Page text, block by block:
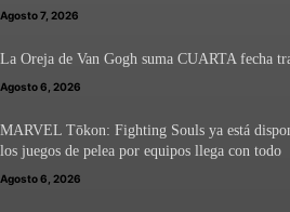
Agosto 7, 2026
La Oreja de Van Gogh suma CUARTA fecha
Agosto 6, 2026
MARVEL Tōkon: Fighting Souls ya está
los juegos de pelea por equipos llega con todo
Agosto 6, 2026